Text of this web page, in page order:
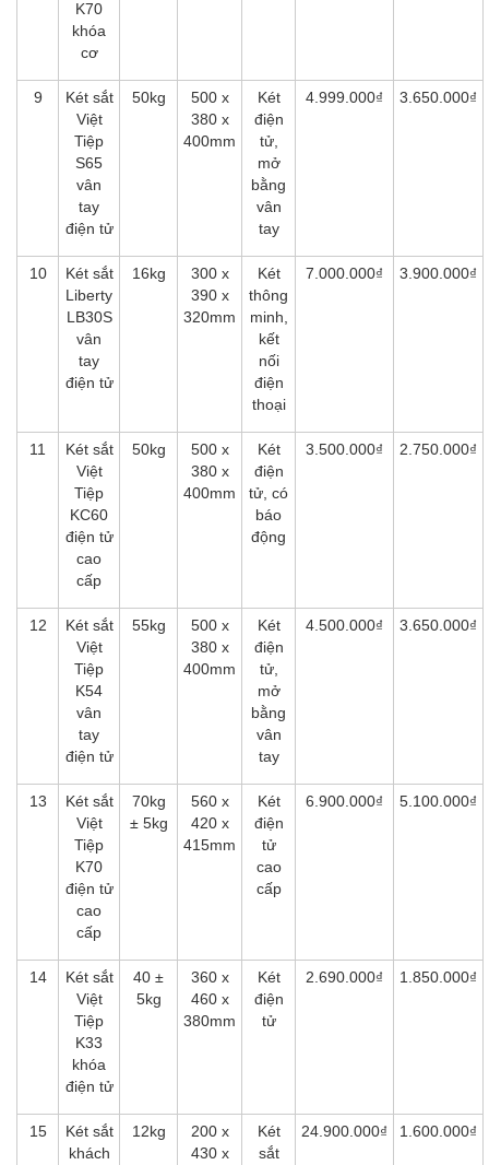
K70
khóa
cơ
9
Két sắt
Việt
Tiệp
S65
vân
tay
điện tử
50kg
500 x
380 x
400mm
Két
điện
tử,
mở
bằng
vân
tay
4.999.000₫ 3.650.000₫
10
Két sắt
Liberty
LB30S
vân
tay
điện tử
16kg
300 x
390 x
320mm
Két
thông
minh,
kết
nối
điện
thoại
7.000.000₫ 3.900.000₫
11
Két sắt
Việt
Tiệp
KC60
điện tử
cao
cấp
50kg
500 x
380 x
400mm
Két
điện
tử, có
báo
động
3.500.000₫ 2.750.000₫
12
Két sắt
Việt
Tiệp
K54
vân
tay
điện tử
55kg
500 x
380 x
400mm
Két
điện
tử,
mở
bằng
vân
tay
4.500.000₫ 3.650.000₫
13
Két sắt
Việt
Tiệp
K70
điện tử
cao
cấp
70kg
± 5kg
560 x
420 x
415mm
Két
điện
tử
cao
cấp
6.900.000₫ 5.100.000₫
14
Két sắt
Việt
Tiệp
K33
khóa
điện tử
40 ±
5kg
360 x
460 x
380mm
Két
điện
tử
2.690.000₫ 1.850.000₫
15
Két sắt
khách
12kg
200 x
430 x
Két
sắt
24.900.000₫ 1.600.000₫